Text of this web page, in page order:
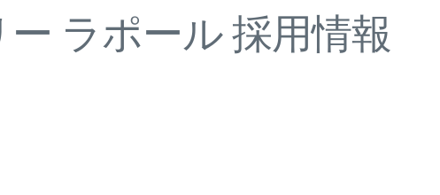
ラポール 採用情報